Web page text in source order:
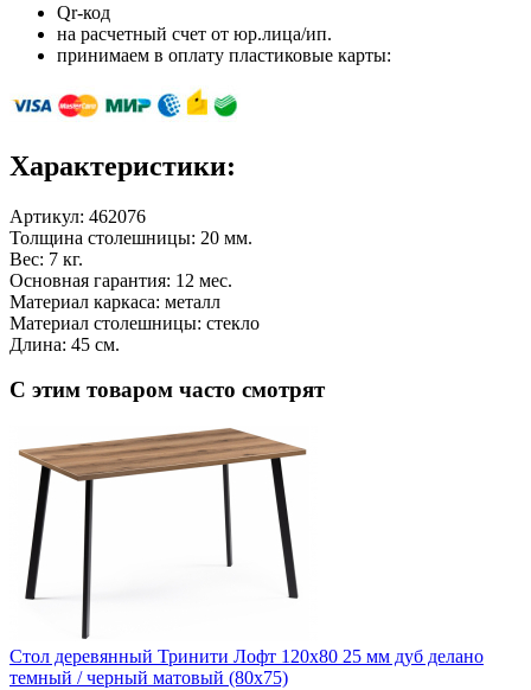
Qr-код
на расчетный счет от юр.лица/ип.
принимаем в оплату пластиковые карты:
Характеристики:
Артикул: 462076
Толщина столешницы: 20 мм.
Вес: 7 кг.
Основная гарантия: 12 мес.
Материал каркаса: металл
Материал столешницы: стекло
Длина: 45 см.
С этим товаром часто смотрят
Стол деревянный Тринити Лофт 120х80 25 мм дуб делано
темный / черный матовый (80x75)